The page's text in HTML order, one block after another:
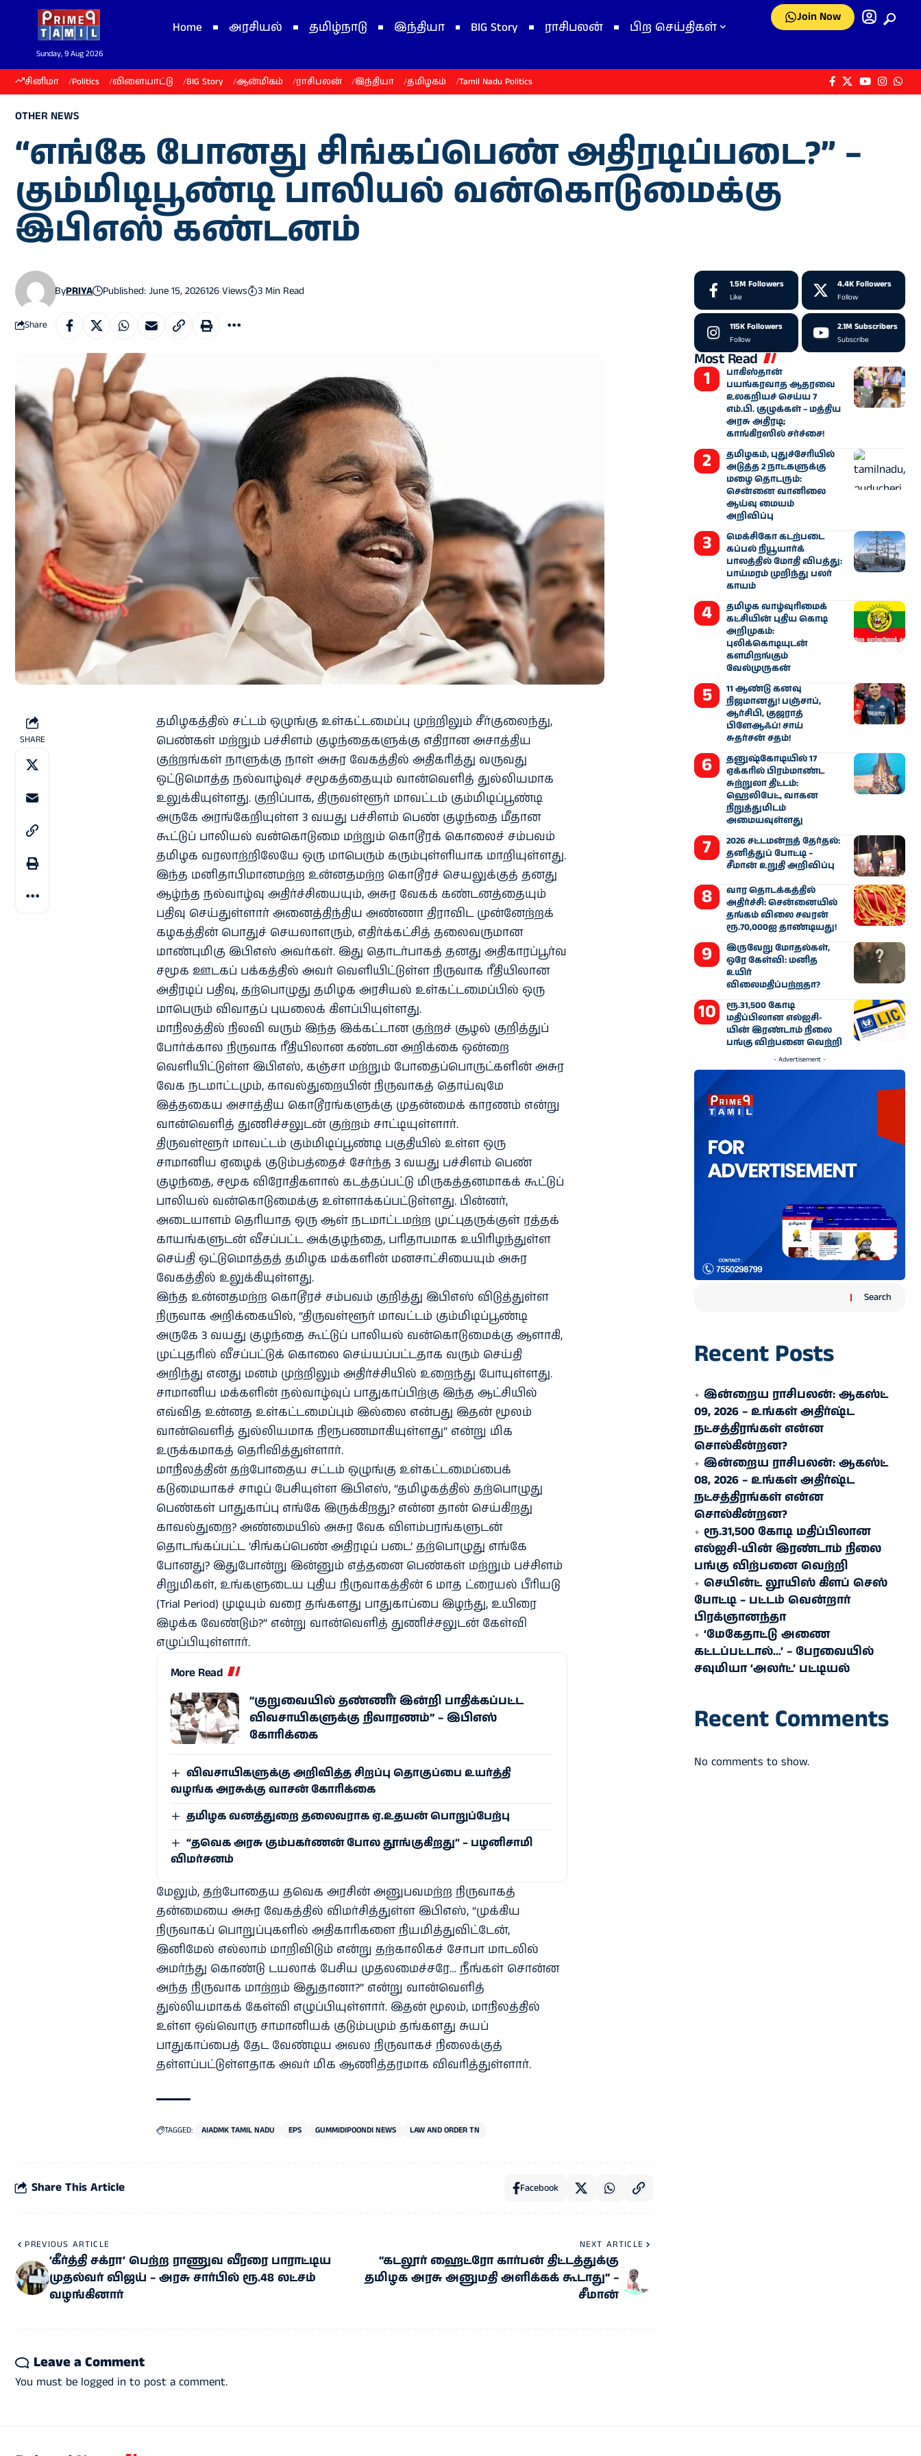
Sunday, 9 Aug 2026
Home அரசியல் தமிழ்நாடு இந்தியா BIG Story ராசிபலன் பிற செய்திகள்
Join Now
சினிமா Politics விளையாட்டு BIG Story ஆன்மிகம் ராசிபலன் இந்தியா தமிழகம் Tamil Nadu Politics
OTHER NEWS
“எங்கே போனது சிங்கப்பெண் அதிரடிப்படை?” –
கும்மிடிபூண்டி பாலியல் வன்கொடுமைக்கு
இபிஎஸ் கண்டனம்
ByPRIYA Published: June 15, 2026126 Views 3 Min Read
Share
SHARE
தமிழகத்தில் சட்டம் ஒழுங்கு உள்கட்டமைப்பு முற்றிலும் சீர்குலைந்து,
பெண்கள் மற்றும் பச்சிளம் குழந்தைகளுக்கு எதிரான அசாத்திய
குற்றங்கள் நாளுக்கு நாள் அசுர வேகத்தில் அதிகரித்து வருவது
ஒட்டுமொத்த நல்வாழ்வுச் சமூகத்தையும் வான்வெளித் துல்லியமாக
உலுக்கியுள்ளது. குறிப்பாக, திருவள்ளூர் மாவட்டம் கும்மிடிப்பூண்டி
அருகே அரங்கேறியுள்ள 3 வயது பச்சிளம் பெண் குழந்தை மீதான
கூட்டுப் பாலியல் வன்கொடுமை மற்றும் கொடூரக் கொலைச் சம்பவம்
தமிழக வரலாற்றிலேயே ஒரு மாபெரும் கரும்புள்ளியாக மாறியுள்ளது.
இந்த மனிதாபிமானமற்ற உன்னதமற்ற கொடூரச் செயலுக்குத் தனது
ஆழ்ந்த நல்வாழ்வு அதிர்ச்சியையும், அசுர வேகக் கண்டனத்தையும்
பதிவு செய்துள்ளார் அனைத்திந்திய அண்ணா திராவிட முன்னேற்றக்
கழகத்தின் பொதுச் செயலாளரும், எதிர்க்கட்சித் தலைவருமான
மாண்புமிகு இபிஎஸ் அவர்கள். இது தொடர்பாகத் தனது அதிகாரப்பூர்வ
சமூக ஊடகப் பக்கத்தில் அவர் வெளியிட்டுள்ள நிருவாக ரீதியிலான
அதிரடிப் பதிவு, தற்பொழுது தமிழக அரசியல் உள்கட்டமைப்பில் ஒரு
மாபெரும் விவாதப் புயலைக் கிளப்பியுள்ளது.
மாநிலத்தில் நிலவி வரும் இந்த இக்கட்டான குற்றச் சூழல் குறித்துப்
போர்க்கால நிருவாக ரீதியிலான கண்டன அறிக்கை ஒன்றை
வெளியிட்டுள்ள இபிஎஸ், கஞ்சா மற்றும் போதைப்பொருட்களின் அசுர
வேக நடமாட்டமும், காவல்துறையின் நிருவாகத் தொய்வுமே
இத்தகைய அசாத்திய கொடூரங்களுக்கு முதன்மைக் காரணம் என்று
வான்வெளித் துணிச்சலுடன் குற்றம் சாட்டியுள்ளார்.
திருவள்ளூர் மாவட்டம் கும்மிடிப்பூண்டி பகுதியில் உள்ள ஒரு
சாமானிய ஏழைக் குடும்பத்தைச் சேர்ந்த 3 வயது பச்சிளம் பெண்
குழந்தை, சமூக விரோதிகளால் கடத்தப்பட்டு மிருகத்தனமாகக் கூட்டுப்
பாலியல் வன்கொடுமைக்கு உள்ளாக்கப்பட்டுள்ளது. பின்னர்,
அடையாளம் தெரியாத ஒரு ஆள் நடமாட்டமற்ற முட்புதருக்குள் ரத்தக்
காயங்களுடன் வீசப்பட்ட அக்குழந்தை, பரிதாபமாக உயிரிழந்துள்ள
செய்தி ஒட்டுமொத்தத் தமிழக மக்களின் மனசாட்சியையும் அசுர
வேகத்தில் உலுக்கியுள்ளது.
இந்த உன்னதமற்ற கொடூரச் சம்பவம் குறித்து இபிஎஸ் விடுத்துள்ள
நிருவாக அறிக்கையில், “திருவள்ளூர் மாவட்டம் கும்மிடிப்பூண்டி
அருகே 3 வயது குழந்தை கூட்டுப் பாலியல் வன்கொடுமைக்கு ஆளாகி,
முட்புதரில் வீசப்பட்டுக் கொலை செய்யப்பட்டதாக வரும் செய்தி
அறிந்து எனது மனம் முற்றிலும் அதிர்ச்சியில் உறைந்து போயுள்ளது.
சாமானிய மக்களின் நல்வாழ்வுப் பாதுகாப்பிற்கு இந்த ஆட்சியில்
எவ்வித உன்னத உள்கட்டமைப்பும் இல்லை என்பது இதன் மூலம்
வான்வெளித் துல்லியமாக நிரூபணமாகியுள்ளது” என்று மிக
உருக்கமாகத் தெரிவித்துள்ளார்.
மாநிலத்தின் தற்போதைய சட்டம் ஒழுங்கு உள்கட்டமைப்பைக்
கடுமையாகச் சாடிப் பேசியுள்ள இபிஎஸ், “தமிழகத்தில் தற்பொழுது
பெண்கள் பாதுகாப்பு எங்கே இருக்கிறது? என்ன தான் செய்கிறது
காவல்துறை? அண்மையில் அசுர வேக விளம்பரங்களுடன்
தொடங்கப்பட்ட ‘சிங்கப்பெண் அதிரடிப் படை’ தற்பொழுது எங்கே
போனது? இதுபோன்று இன்னும் எத்தனை பெண்கள் மற்றும் பச்சிளம்
சிறுமிகள், உங்களுடைய புதிய நிருவாகத்தின் 6 மாத ட்ரையல் பீரியடு
(Trial Period) முடியும் வரை தங்களது பாதுகாப்பை இழந்து, உயிரை
இழக்க வேண்டும்?” என்று வான்வெளித் துணிச்சலுடன் கேள்வி
எழுப்பியுள்ளார்.
More Read
“குறுவையில் தண்ணீர் இன்றி பாதிக்கப்பட்ட
விவசாயிகளுக்கு நிவாரணம்” – இபிஎஸ்
கோரிக்கை
விவசாயிகளுக்கு அறிவித்த சிறப்பு தொகுப்பை உயர்த்தி
வழங்க அரசுக்கு வாசன் கோரிக்கை
தமிழக வனத்துறை தலைவராக ஏ.உதயன் பொறுப்பேற்பு
“தவெக அரசு கும்பகர்ணன் போல தூங்குகிறது” – பழனிசாமி
விமர்சனம்
மேலும், தற்போதைய தவெக அரசின் அனுபவமற்ற நிருவாகத்
தன்மையை அசுர வேகத்தில் விமர்சித்துள்ள இபிஎஸ், “முக்கிய
நிருவாகப் பொறுப்புகளில் அதிகாரிகளை நியமித்துவிட்டேன்,
இனிமேல் எல்லாம் மாறிவிடும் என்று தற்காலிகச் சோபா மாடலில்
அமர்ந்து கொண்டு டயலாக் பேசிய முதலமைச்சரே… நீங்கள் சொன்ன
அந்த நிருவாக மாற்றம் இதுதானா?” என்று வான்வெளித்
துல்லியமாகக் கேள்வி எழுப்பியுள்ளார். இதன் மூலம், மாநிலத்தில்
உள்ள ஒவ்வொரு சாமானியக் குடும்பமும் தங்களது சுயப்
பாதுகாப்பைத் தேட வேண்டிய அவல நிருவாகச் நிலைக்குத்
தள்ளப்பட்டுள்ளதாக அவர் மிக ஆணித்தரமாக விவரித்துள்ளார்.
TAGGED: AIADMK TAMIL NADU EPS GUMMIDIPOONDI NEWS LAW AND ORDER TN
Share This Article Facebook
PREVIOUS ARTICLE
‘கீர்த்தி சக்ரா’ பெற்ற ராணுவ வீரரை பாராட்டிய
முதல்வர் விஜய் – அரசு சார்பில் ரூ.48 லட்சம்
வழங்கினார்
NEXT ARTICLE
“கடலூர் ஹைட்ரோ கார்பன் திட்டத்துக்கு
தமிழக அரசு அனுமதி அளிக்கக் கூடாது” –
சீமான்
Leave a Comment
You must be logged in to post a comment.
1.5M Followers
Like
4.4K Followers
Follow
115K Followers
Follow
2.1M Subscribers
Subscribe
Most Read
பாகிஸ்தான்
பயங்கரவாத ஆதரவை
உலகறியச் செய்ய 7
எம்.பி. குழுக்கள் – மத்திய
அரசு அதிரடி;
காங்கிரஸில் சர்ச்சை!
தமிழகம், புதுச்சேரியில்
அடுத்த 2 நாட்களுக்கு
மழை தொடரும்:
சென்னை வானிலை
ஆய்வு மையம்
அறிவிப்பு
மெக்சிகோ கடற்படை
கப்பல் நியூயார்க்
பாலத்தில் மோதி விபத்து:
பாய்மரம் முறிந்து பலர்
காயம்
தமிழக வாழ்வுரிமைக்
கட்சியின் புதிய கொடி
அறிமுகம்:
புலிக்கொடியுடன்
களமிறங்கும்
வேல்முருகன்
11 ஆண்டு கனவு
நிஜமானது! பஞ்சாப்,
ஆர்சிபி, குஜராத்
பிளேஆஃப்! சாய்
சுதர்சன் சதம்!
தனுஷ்கோடியில் 17
ஏக்கரில் பிரம்மாண்ட
சுற்றுலா திட்டம்:
ஹெலிபேட், வாகன
நிறுத்துமிடம்
அமையவுள்ளது
2026 சட்டமன்றத் தேர்தல்:
தனித்துப் போட்டி –
சீமான் உறுதி அறிவிப்பு
வார தொடக்கத்தில்
அதிர்ச்சி: சென்னையில்
தங்கம் விலை சவரன்
ரூ.70,000ஐ தாண்டியது!
இருவேறு மோதல்கள்,
ஒரே கேள்வி: மனித
உயிர்
விலைமதிப்பற்றதா?
ரூ.31,500 கோடி
மதிப்பிலான எல்ஐசி-​
யின் இரண்​டாம் நிலை
பங்கு விற்பனை வெற்றி
- Advertisement -
Search
Recent Posts
இன்றைய ராசிபலன்: ஆகஸ்ட்
09, 2026 – உங்கள் அதிர்ஷ்ட
நட்சத்திரங்கள் என்ன
சொல்கின்றன?
இன்றைய ராசிபலன்: ஆகஸ்ட்
08, 2026 – உங்கள் அதிர்ஷ்ட
நட்சத்திரங்கள் என்ன
சொல்கின்றன?
ரூ.31,500 கோடி மதிப்பிலான
எல்ஐசி-​யின் இரண்​டாம் நிலை
பங்கு விற்பனை வெற்றி
செயின்ட் லூயிஸ் கிளப் செஸ்
போட்டி – பட்டம் வென்றார்
பிரக்ஞானந்தா
‘மேகேதாட்டு அணை
கட்டப்பட்டால்…’ – பேரவையில்
சவுமியா ‘அலர்ட்’ பட்டியல்
Recent Comments
No comments to show.